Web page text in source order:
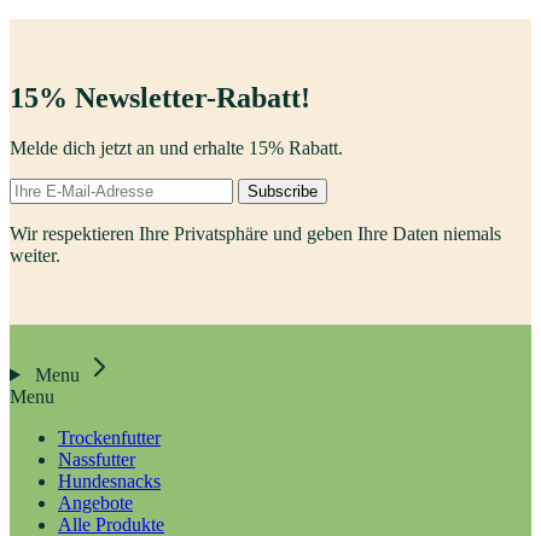
15% Newsletter-Rabatt!
Melde dich jetzt an und erhalte 15% Rabatt.
Subscribe
Wir respektieren Ihre Privatsphäre und geben Ihre Daten niemals
weiter.
Menu
Menu
Trockenfutter
Nassfutter
Hundesnacks
Angebote
Alle Produkte